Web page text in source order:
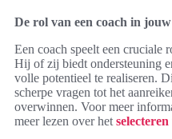
De rol van een coach in
Een coach speelt een cruciale
Hij of zij biedt ondersteuning
volle potentieel te realiseren.
scherpe vragen tot het
overwinnen. Voor meer
meer lezen over het